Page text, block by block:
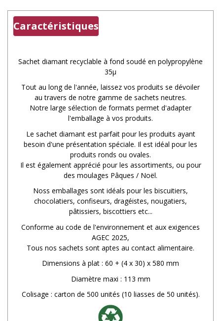
Caractéristiques
Sachet diamant recyclable à fond soudé en polypropylène
35µ
Tout au long de l'année, laissez vos produits se dévoiler
au travers de notre gamme de sachets neutres.
Notre large sélection de formats permet d'adapter
l'emballage à vos produits.
Le sachet diamant est parfait pour les produits ayant
besoin d'une présentation spéciale. Il est idéal pour les
produits ronds ou ovales.
Il est également apprécié pour les assortiments, ou pour
des moulages Pâques / Noël.
Noss emballages sont idéals pour les biscuitiers,
chocolatiers, confiseurs, dragéistes, nougatiers,
pâtissiers, biscottiers etc...
Conforme au code de l'environnement et aux exigences
AGEC 2025,
Tous nos sachets sont aptes au contact alimentaire.
Dimensions à plat : 60 + (4 x 30) x 580 mm
Diamètre maxi : 113 mm
Colisage : carton de 500 unités (10 liasses de 50 unités).